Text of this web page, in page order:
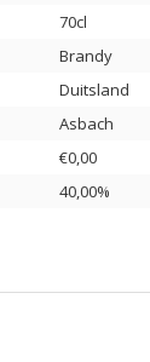
70cl
Brandy
Duitsland
Asbach
€0,00
40,00%